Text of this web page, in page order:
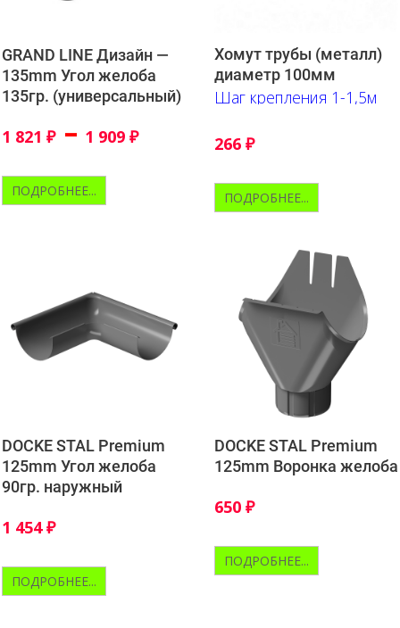
GRAND LINE Дизайн —
135mm Угол желоба
135гр. (универсальный)
1 821 ₽ – 1 909 ₽
ПОДРОБНЕЕ...
Хомут трубы (металл)
диаметр 100мм
Шаг крепления 1-1,5м
266 ₽
ПОДРОБНЕЕ...
DOCKE STAL Premium
125mm Угол желоба
90гр. наружный
1 454₽
ПОДРОБНЕЕ...
DOCKE STAL Premium
125mm Воронка желоба
650 ₽
ПОДРОБНЕЕ...